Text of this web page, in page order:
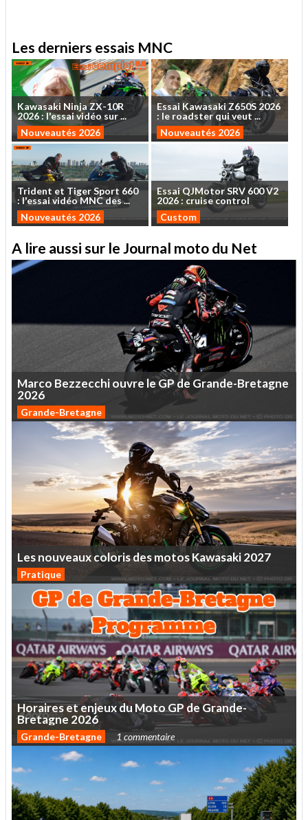
Les derniers essais MNC
Kawasaki NinjaZX-10R
2026: l'essaividéo sur...
Nouveautés 2026
Essai KawasakiZ650S 2026
: le roadsterquiveut ...
Nouveautés 2026
Trident et TigerSport 660
: l'essaividéoMNCdes...
Nouveautés 2026
EssaiQJMotorSRV 600V2
2026 : cruise control
Custom
A lire aussi sur le Journal moto du Net
Marco Bezzecchiouvre leGPde Grande-Bretagne
2026
Grande-Bretagne
LesnouveauxcolorisdesmotosKawasaki2027
Pratique
HorairesetenjeuxduMotoGPdeGrande-
Bretagne 2026
Grande-Bretagne 1 commentaire